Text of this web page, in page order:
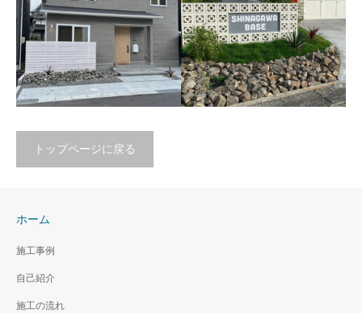
光で魅せる、浮遊感のあ
る玄関アプローチ
2025年12月 山口県光市
朝倉の邸宅
2025年10月 山口県山口市
のお家
2025年3月 山口県光市
トップページに戻る
ホーム
施工事例
自己紹介
施工の流れ